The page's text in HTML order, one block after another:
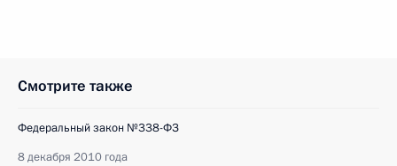
Смотрите также
Федеральный закон №338-ФЗ
8 декабря 2010 года